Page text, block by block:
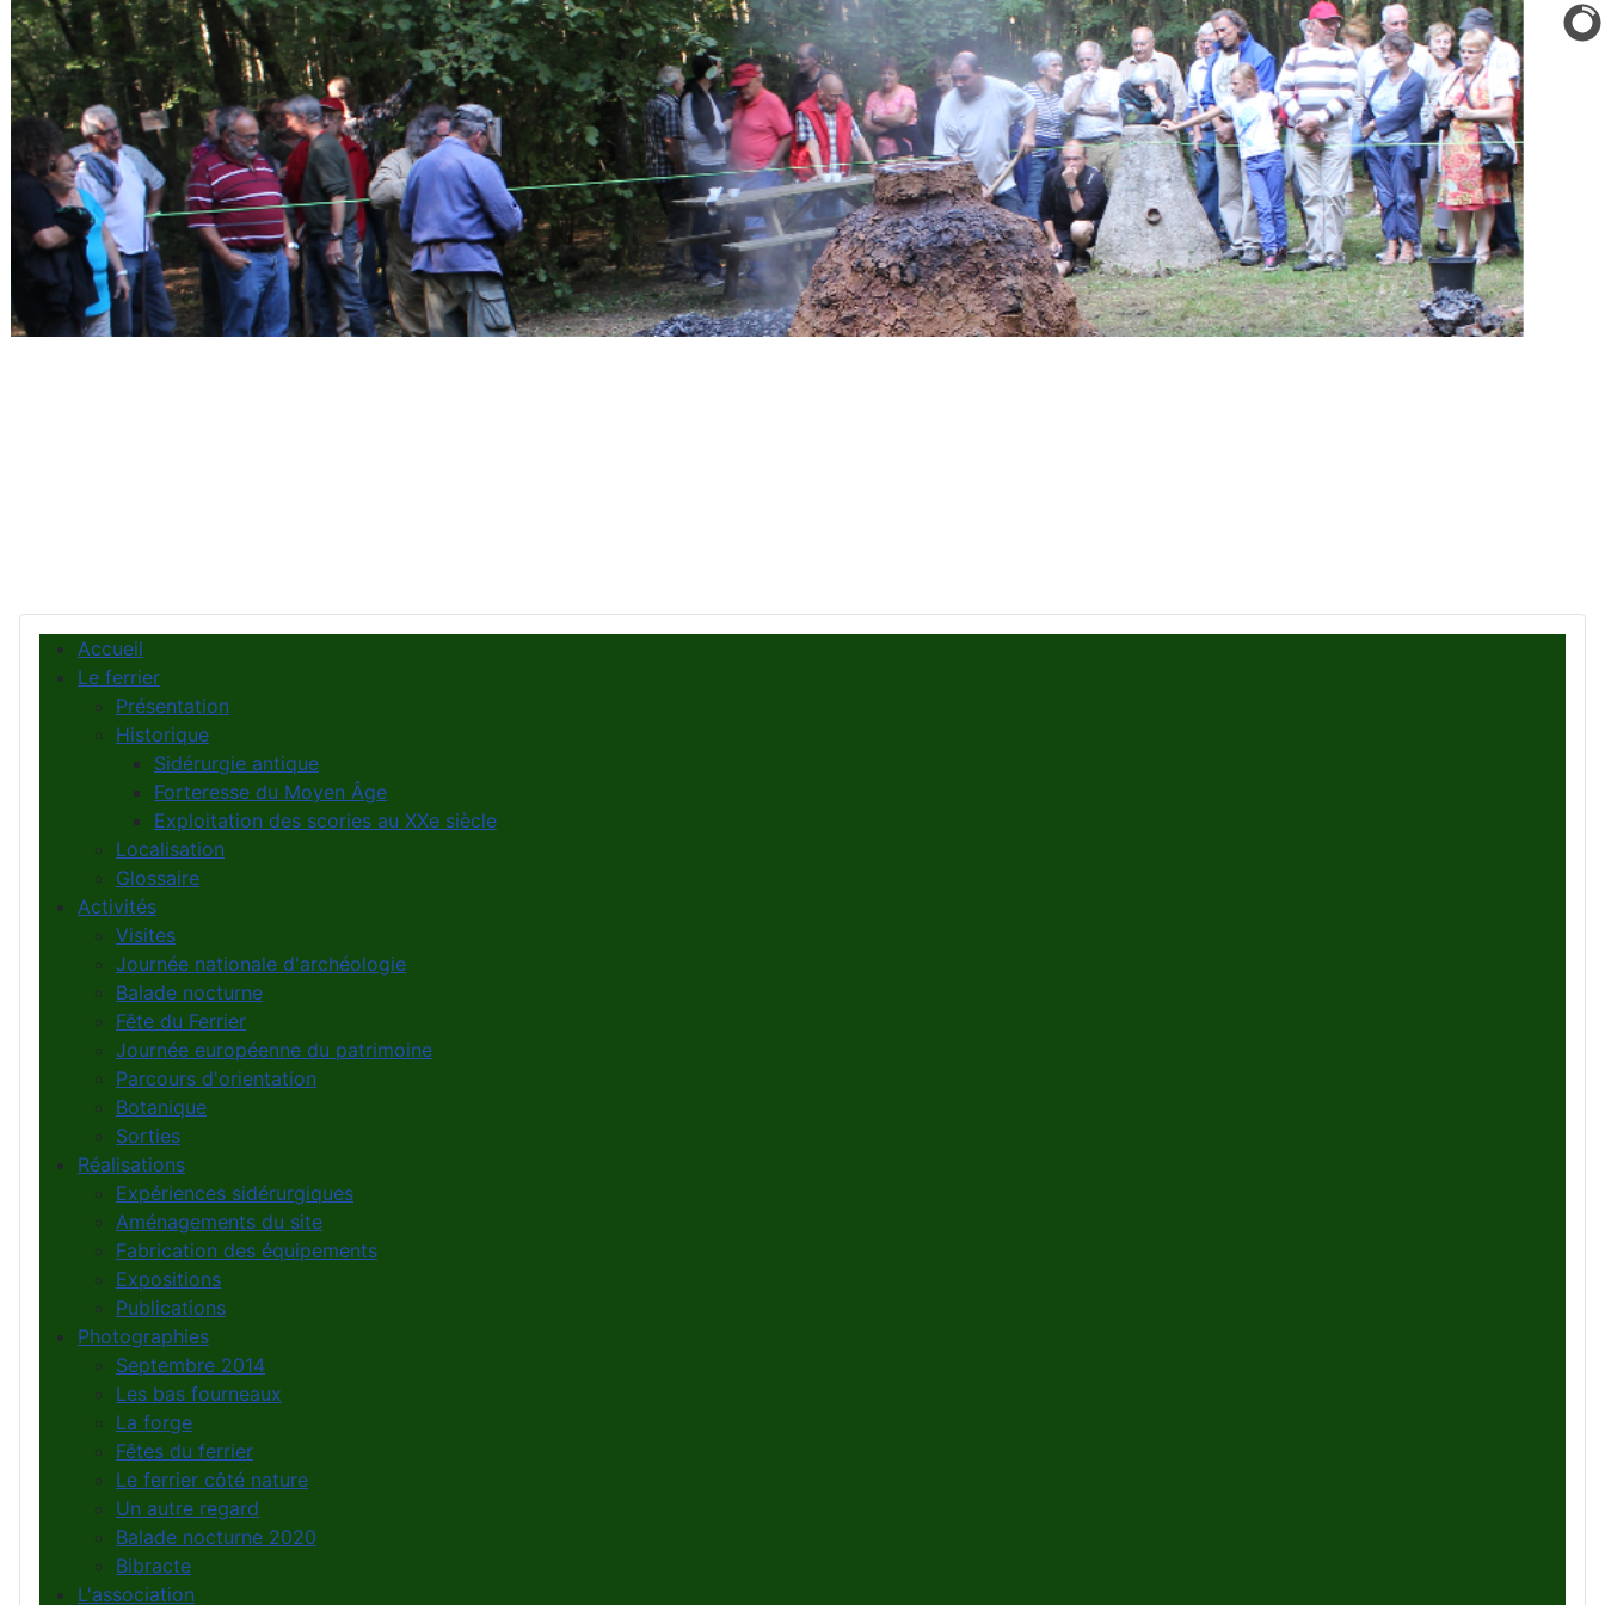
Accueil
Le ferrier
Présentation
Historique
Sidérurgie antique
Forteresse du Moyen Âge
Exploitation des scories au XXe siècle
Localisation
Glossaire
Activités
Visites
Journée nationale d'archéologie
Balade nocturne
Fête du Ferrier
Journée européenne du patrimoine
Parcours d'orientation
Botanique
Sorties
Réalisations
Expériences sidérurgiques
Aménagements du site
Fabrication des équipements
Expositions
Publications
Photographies
Septembre 2014
Les bas fourneaux
La forge
Fêtes du ferrier
Le ferrier côté nature
Un autre regard
Balade nocturne 2020
Bibracte
L'association